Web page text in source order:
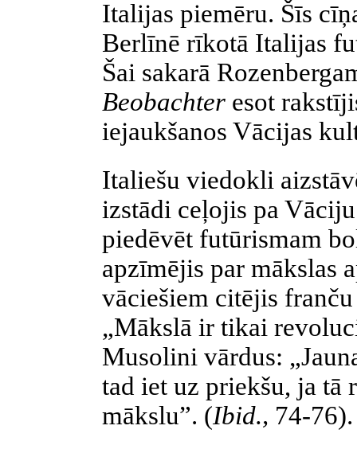
Italijas piemēru. Šīs
Berlīnē rīkotā Italijas
Šai sakarā
Beobachter esot
iejaukšanos Vācijas
Italiešu viedokli
izstādi ceļojis pa
piedēvēt futūrismam
apzīmējis par mākslas
vāciešiem citējis
„Mākslā ir tikai
Musolini vārdus:
tad iet uz priekšu, ja tā
mākslu”. (Ibid., 74-76).